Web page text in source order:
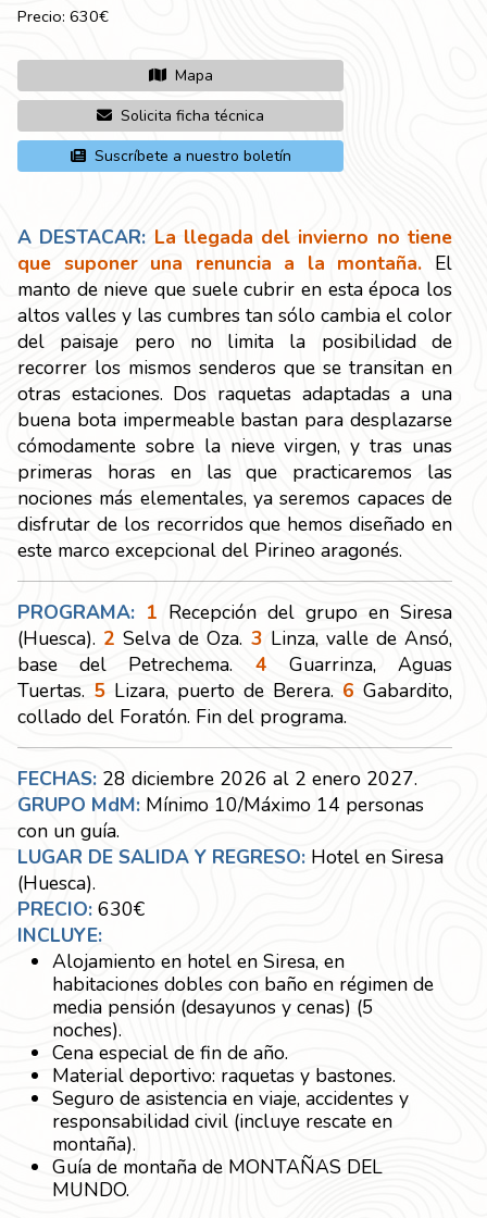
Precio: 630€
Mapa
Solicita ficha técnica
Suscríbete a nuestro boletín
A DESTACAR: La llegada del invierno no tiene
que suponer una renuncia a la montaña. El
manto de nieve que suele cubrir en esta época los
altos valles y las cumbres tan sólo cambia el color
del paisaje pero no limita la posibilidad de
recorrer los mismos senderos que se transitan en
otras estaciones. Dos raquetas adaptadas a una
buena bota impermeable bastan para desplazarse
cómodamente sobre la nieve virgen, y tras unas
primeras horas en las que practicaremos las
nociones más elementales, ya seremos capaces de
disfrutar de los recorridos que hemos diseñado en
este marco excepcional del Pirineo aragonés.
PROGRAMA: 1 Recepción del grupo en Siresa
(Huesca). 2 Selva de Oza. 3 Linza, valle de Ansó,
base del Petrechema. 4 Guarrinza, Aguas
Tuertas. 5 Lizara, puerto de Berera. 6 Gabardito,
collado del Foratón. Fin del programa.
FECHAS: 28 diciembre 2026 al 2 enero 2027.
GRUPO MdM: Mínimo 10/Máximo 14 personas
con un guía.
LUGAR DE SALIDA Y REGRESO: Hotel en Siresa
(Huesca).
PRECIO: 630€
INCLUYE:
Alojamiento en hotel en Siresa, en
habitaciones dobles con baño en régimen de
media pensión (desayunos y cenas) (5
noches).
Cena especial de fin de año.
Material deportivo: raquetas y bastones.
Seguro de asistencia en viaje, accidentes y
responsabilidad civil (incluye rescate en
montaña).
Guía de montaña de MONTAÑAS DEL
MUNDO.